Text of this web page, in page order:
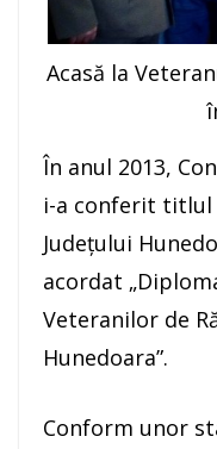
Acasă la
În anul 2013,
i-a conferit titlul
Județului
acordat
Veteranilor de
Hunedoara”.
Conform unor